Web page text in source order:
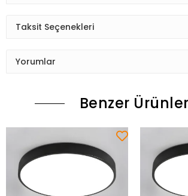
Taksit Seçenekleri
Yorumlar
Benzer Ürünler